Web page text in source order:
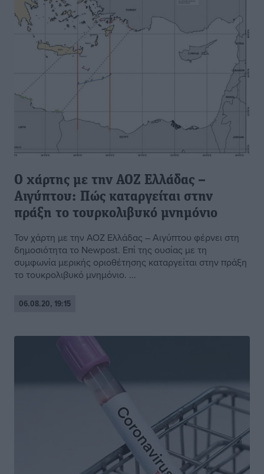
O χάρτης με την ΑΟΖ Ελλάδας –
Αιγύπτου: Πώς καταργείται στην
πράξη το τουρκολιβυκό μνημόνιο
Τον χάρτη με την ΑΟΖ Ελλάδας – Αιγύπτου φέρνει στη
δημοσιότητα το Newpost. Επί της ουσίας με τη
συμφωνία μερικής οριοθέτησης καταργείται στην πράξη
το τουκρολιβυκό μνημόνιο. ...
06.08.20, 19:15